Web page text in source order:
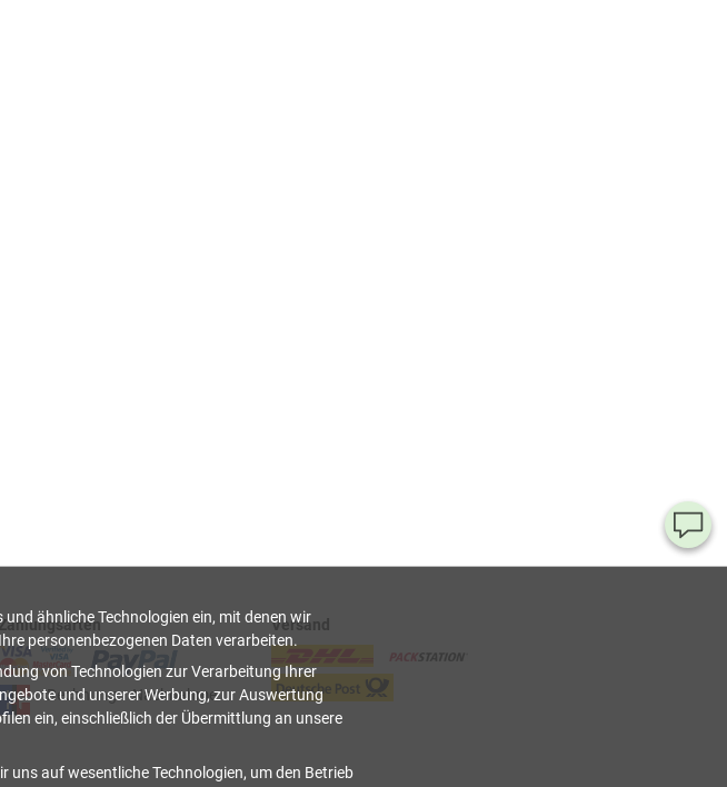
Rechnung Nachnahme
Versand
ähnliche Technologien ein, mit denen wir
personenbezogenen Daten verarbeiten.
von Technologien zur Verarbeitung Ihrer
und unserer Werbung, zur Auswertung
ein, einschließlich der Übermittlung an unsere
uns auf wesentliche Technologien, um den Betrieb
Sie